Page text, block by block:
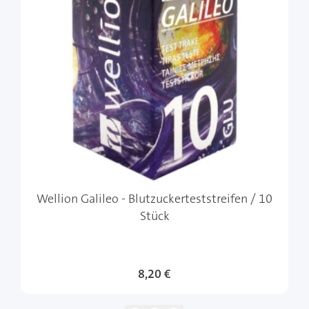
Wellion Galileo - Blutzuckerteststreifen / 10
Stück
8,20 €